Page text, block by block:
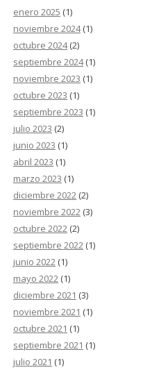
enero 2025 (1)
noviembre 2024(1)
octubre 2024(2)
septiembre 2024(1)
noviembre 2023 (1)
octubre 2023 (1)
septiembre 2023 (1)
julio 2023 (2)
junio 2023 (1)
abril 2023 (1)
marzo 2023 (1)
diciembre 2022 (2)
noviembre 2022 (3)
octubre 2022 (2)
septiembre 2022 (1)
junio 2022 (1)
mayo 2022 (1)
diciembre 2021 (3)
noviembre 2021 (1)
octubre 2021 (1)
septiembre 2021 (1)
julio 2021 (1)